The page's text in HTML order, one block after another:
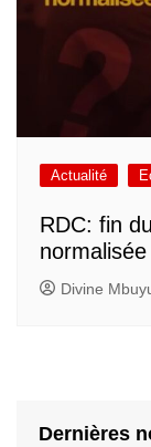
Actualité
RDC: fin
normalisée
Divine
Dernières